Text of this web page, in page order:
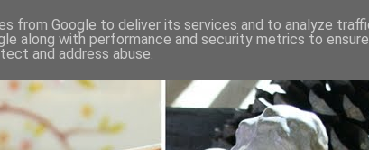
from Google to deliver its services and to analyze
along with performance and security metrics to
and address abuse.